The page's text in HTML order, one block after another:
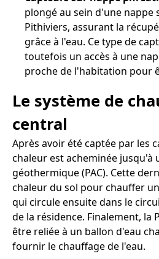
plongé au sein d'une nappe
Pithiviers, assurant la
grâce à l'eau. Ce type de
toutefois un accès à une
proche de l'habitation pour
Le système de
central
Après avoir été captée par les
chaleur est acheminée jusqu'à
géothermique (PAC). Cette
chaleur du sol pour chauffer
qui circule ensuite dans le
de la résidence. Finalement, la
être reliée à un ballon d'eau
fournir le chauffage de l'eau.